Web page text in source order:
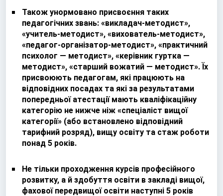
Також унормовано присвоєння таких
педагогічних звань: «викладач-методист»,
«учитель-методист», «вихователь-методист»,
«педагог-організатор-методист», «практичний
психолог — методист», «керівник гуртка —
методист», «старший вожатий — методист». Їх
присвоюють педагогам, які працюють на
відповідних посадах та які за результатами
попередньої атестації мають кваліфікаційну
категорію не нижче ніж «спеціаліст вищої
категорії» (або встановлено відповідний
тарифний розряд), вищу освіту та стаж роботи
понад 5 років.
Не тільки проходження курсів професійного
розвитку, а й здобуття освіти в закладі вищої,
фахової передвищої освіти наступні 5 років